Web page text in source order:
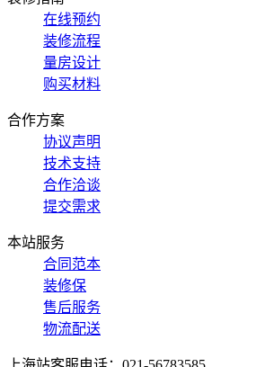
在线预约
装修流程
量房设计
购买材料
合作方案
协议声明
技术支持
合作洽谈
提交需求
本站服务
合同范本
装修保
售后服务
物流配送